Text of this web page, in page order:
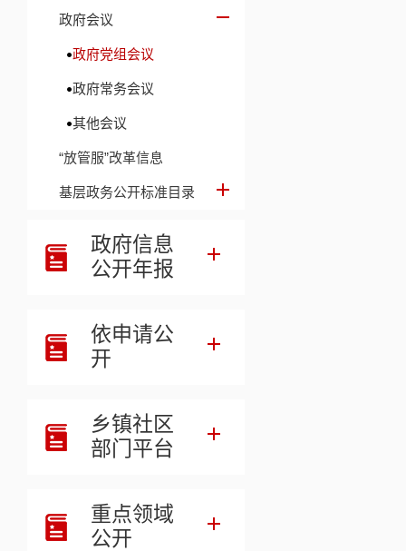
政府会议
政府党组会议
政府常务会议
其他会议
“放管服”改革信息
基层政务公开标准目录
政府信息
公开年报
依申请公
开
乡镇社区
部门平台
重点领域
公开